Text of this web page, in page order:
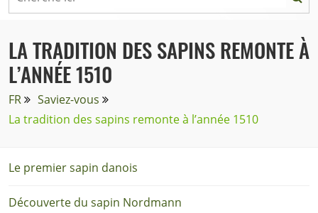
LA TRADITION DES SAPINS REMONTE À
L’ANNÉE 1510
FR
Saviez-vous
La tradition des sapins remonte à l’année 1510
Le premier sapin danois
Découverte du sapin Nordmann